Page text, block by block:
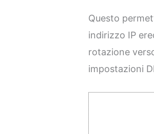
Questo
indirizzo IP
rotazione
impostazioni